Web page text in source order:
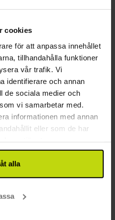
cookies
för att anpassa innehållet
tillhandahålla funktioner
vår trafik. Vi
identifierare och annan
de sociala medier och
vi samarbetar med.
informationen med annan
eller som de har
alla
söndagar från: 00:00-